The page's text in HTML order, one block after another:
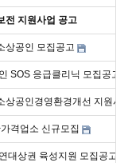
전 지원사업 공고
상공인 모집공고
SOS 응급클리닉 모집공고
상공인경영환경개선 지원사
격업소 신규모집
대상권 육성지원 모집공고